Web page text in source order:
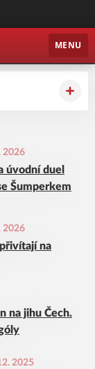
MENU
2026
úvodní duel
Šumperkem
2026
na
na jihu Čech.
2025